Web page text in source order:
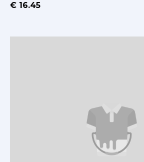
€ 16.45